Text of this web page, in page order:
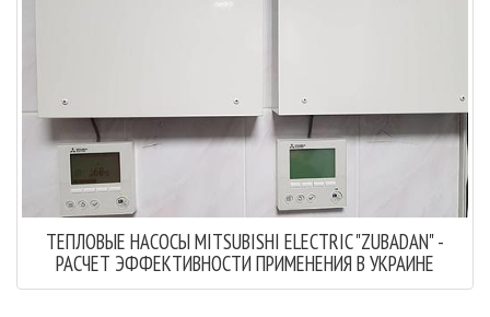
ТЕПЛОВЫЕ НАСОСЫ MITSUBISHI ELECTRIC "ZUBADAN" -
РАСЧЕТ ЭФФЕКТИВНОСТИ ПРИМЕНЕНИЯ В УКРАИНЕ